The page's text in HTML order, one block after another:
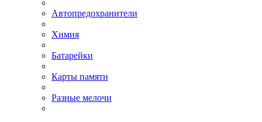
Автопредохранители
Химия
Батарейки
Карты памяти
Разные мелочи